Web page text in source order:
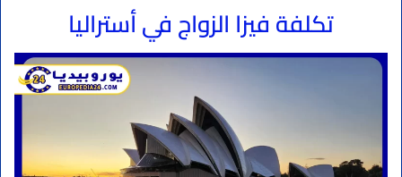
تكلفة فيزا الزواج في أستراليا